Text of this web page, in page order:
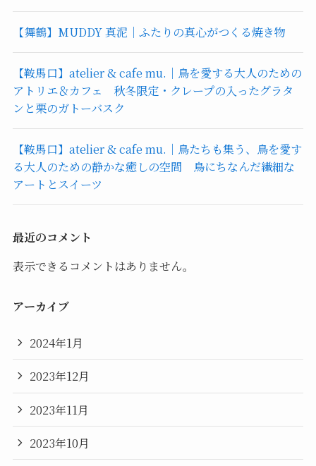
【舞鶴】MUDDY 真泥｜ふたりの真心がつくる焼き物
【鞍馬口】atelier & cafe mu.｜鳥を愛する大人のための
アトリエ＆カフェ 秋冬限定・クレープの入ったグラタ
ンと栗のガトーバスク
【鞍馬口】atelier & cafe mu.｜鳥たちも集う、鳥を愛す
る大人のための静かな癒しの空間 鳥にちなんだ繊細な
アートとスイーツ
最近のコメント
表示できるコメントはありません。
アーカイブ
2024年1月
2023年12月
2023年11月
2023年10月